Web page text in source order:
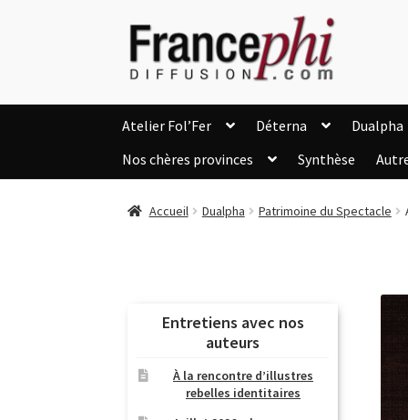
Aller
la
Aller
au
contenu
Atelier Fol’Fer Déterna
Dualpha
Nos chères provinces
Synthèse
Suivi de la
Accueil Dualpha Patrimoine du Spectacle
Entretiens avec nos
auteurs
À la rencontre d’illustres
rebelles identitaires